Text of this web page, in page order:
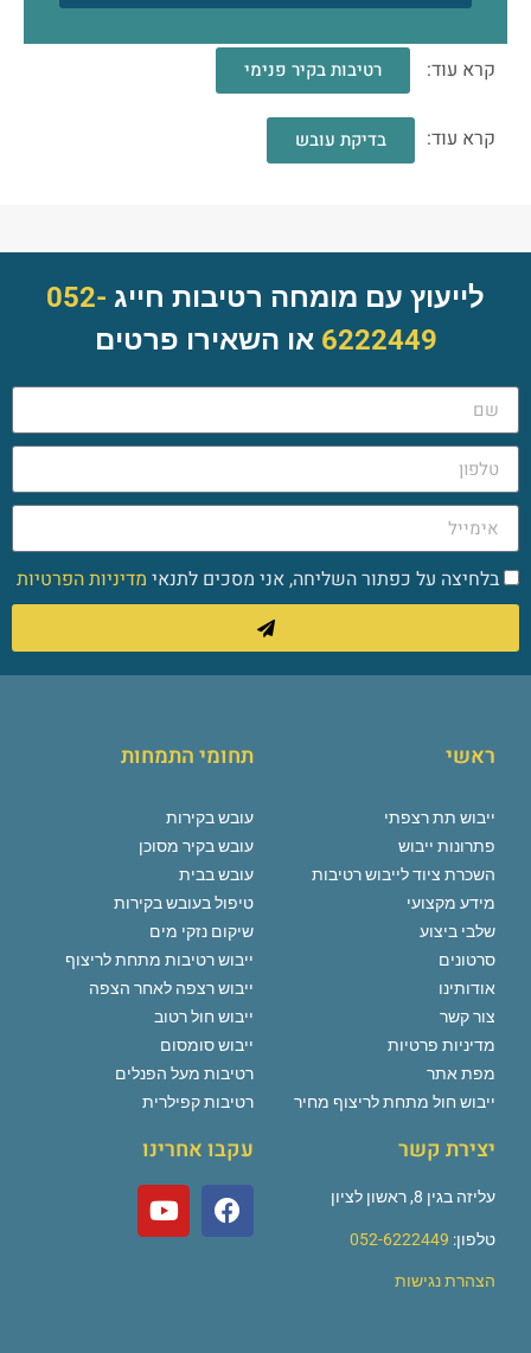
קרא עוד: רטיבות בקיר פנימי
קרא עוד: בדיקת עובש
לייעוץ עם מומחה רטיבות חייג 052-
6222449 או השאירו פרטים
בלחיצה על כפתור השליחה, אני מסכים לתנאי מדיניות הפרטיות
ראשי
ייבוש תת רצפתי
פתרונות ייבוש
השכרת ציוד לייבוש רטיבות
מידע מקצועי
שלבי ביצוע
סרטונים
אודותינו
צור קשר
מדיניות פרטיות
מפת אתר
ייבוש חול מתחת לריצוף מחיר
תחומי התמחות
עובש בקירות
עובש בקיר מסוכן
עובש בבית
טיפול בעובש בקירות
שיקום נזקי מים
ייבוש רטיבות מתחת לריצוף
ייבוש רצפה לאחר הצפה
ייבוש חול רטוב
ייבוש סומסום
רטיבות מעל הפנלים
רטיבות קפילרית
יצירת קשר
עליזה בגין 8, ראשון לציון
טלפון: 052-6222449
הצהרת נגישות
עקבו אחרינו